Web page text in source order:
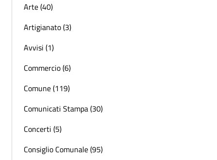
Arte (40)
Artigianato (3)
Avvisi (1)
Commercio (6)
Comune (119)
Comunicati Stampa (30)
Concerti (5)
Consiglio Comunale (95)